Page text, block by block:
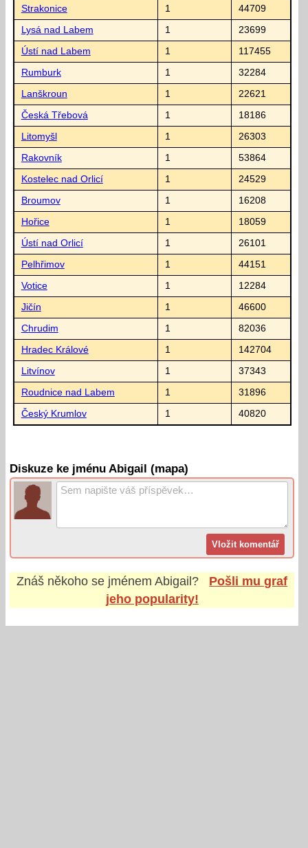
Strakonice 1 44709
Lysá nad Labem 1 23699
Ústí nad Labem 1 117455
Rumburk 1 32284
Lanškroun 1 22621
Česká Třebová 1 18186
Litomyšl 1 26303
Rakovník 1 53864
Kostelec nad Orlicí 1 24529
Broumov 1 16208
Hořice 1 18059
Ústí nad Orlicí 1 26101
Pelhřimov 1 44151
Votice 1 12284
Jičín 1 46600
Chrudim 1 82036
Hradec Králové 1 142704
Litvínov 1 37343
Roudnice nad Labem 1 31896
Český Krumlov 1 40820
Diskuze ke jménu Abigail (mapa)
Znáš někoho se jménemAbigail?
Pošli mu graf
jeho popularity!